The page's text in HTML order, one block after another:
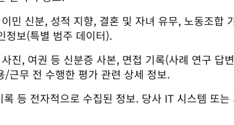
민 신분, 성적 지향, 결혼 및 자녀 유무, 노동조합
정보(특별 범주 데이터).
진, 여권 등 신분증 사본, 면접 기록(사례 연구 답
근무 전 수행한 평가 관련 상세 정보.
등 전자적으로 수집된 정보. 당사 IT 시스템 또는